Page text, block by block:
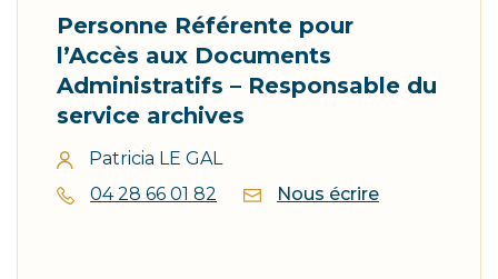
Personne Référente pour
l’Accès aux Documents
Administratifs – Responsable du
service archives
Patricia LE GAL
04 28 66 01 82
Nous écrire